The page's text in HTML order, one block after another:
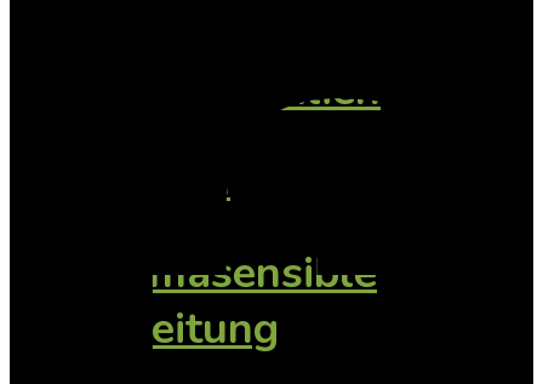
Konfliktfamilien
SeGeTra
Traumasensible
Begleitung